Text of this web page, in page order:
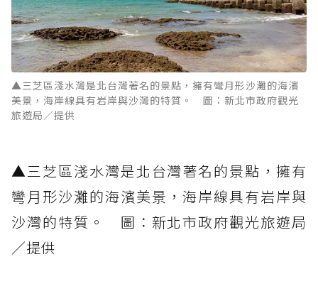
▲三芝區淺水灣是北台灣著名的景點，擁有彎月形沙灘的海濱
美景，海岸線具有岩岸與沙灣的特質。 圖：新北市政府觀光
旅遊局／提供
▲三芝區淺水灣是北台灣著名的景點，擁有
彎月形沙灘的海濱美景，海岸線具有岩岸與
沙灣的特質。 圖：新北市政府觀光旅遊局
／提供